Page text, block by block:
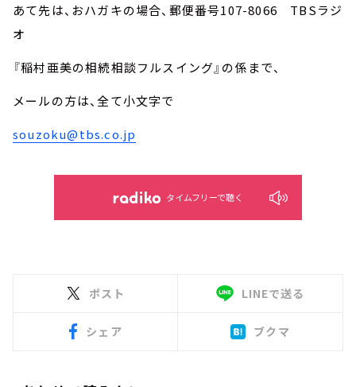
あて先は、おハガキの場合、郵便番号107-8066 TBSラジ
オ
『稲村亜美の相続相談フルスイング』の係まで、
メールの方は、全て小文字で
souzoku@tbs.co.jp
タイムフリーで聴く
ポスト LINEで送る
シェア ブクマ